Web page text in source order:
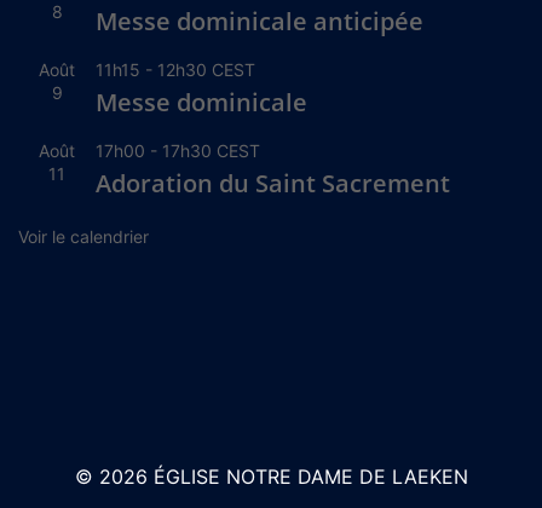
8
Messe dominicale anticipée
Août
9
11h15 - 12h30 CEST
Messe dominicale
Août
11
17h00 - 17h30 CEST
Adoration du Saint Sacrement
Voir le calendrier
© 2026 ÉGLISE NOTRE DAME DE LAEKEN